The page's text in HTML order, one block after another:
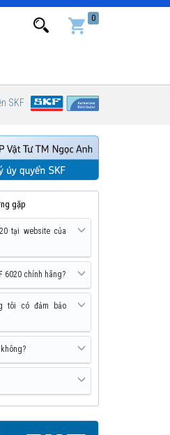
0
SKF
gặp
tại website của
6020 chính hãng?
tôi có đảm bảo